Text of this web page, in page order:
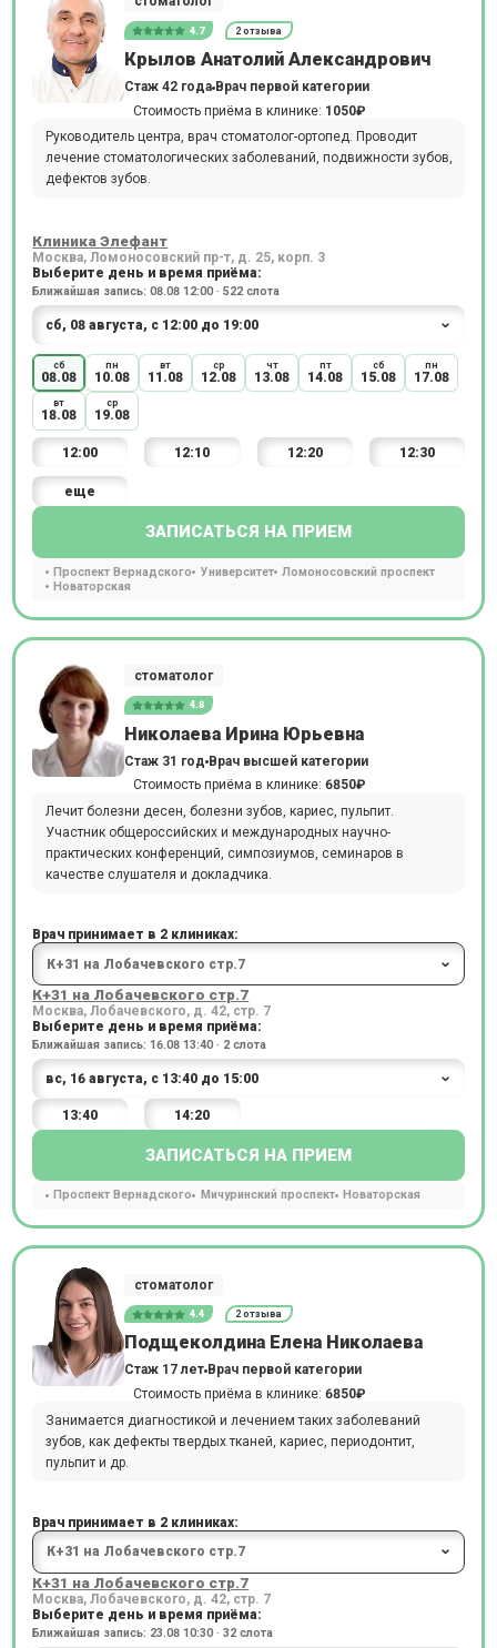
4.7 2 отзыва
Крылов Анатолий Александрович
Стаж 42 года Врач первой категории
Стоимость приёма в клинике: 1050₽
Руководитель центра, врач стоматолог-ортопед. Проводит
лечение стоматологических заболеваний, подвижности зубов,
дефектов зубов.
Клиника Элефант
Москва, Ломоносовский пр-т, д. 25, корп. 3
Выберите день и время приёма:
Ближайшая запись: 08.08 12:00 · 522 слота
сб
08.08
пн
10.08
вт
11.08
ср
12.08
чт
13.08
пт
14.08
сб
15.08
пн
17.08
вт
18.08
ср
19.08
12:00 12:10 12:20 12:30
еще
ЗАПИСАТЬСЯ НА ПРИЕМ
Проспект Вернадского Университет Ломоносовский проспект
Новаторская
стоматолог
4.8
Николаева Ирина Юрьевна
Стаж 31 год Врач высшей категории
Стоимость приёма в клинике: 6850₽
Лечит болезни десен, болезни зубов, кариес, пульпит.
Участник общероссийских и международных научно-
практических конференций, симпозиумов, семинаров в
качестве слушателя и докладчика.
Врач принимает в 2 клиниках:
К+31 на Лобачевского стр.7
Москва, Лобачевского, д. 42, стр. 7
Выберите день и время приёма:
Ближайшая запись: 16.08 13:40 · 2 слота
13:40 14:20
ЗАПИСАТЬСЯ НА ПРИЕМ
Проспект Вернадского Мичуринский проспект Новаторская
стоматолог
4.4 2 отзыва
Подщеколдина Елена Николаева
Стаж 17 лет Врач первой категории
Стоимость приёма в клинике: 6850₽
Занимается диагностикой и лечением таких заболеваний
зубов, как дефекты твердых тканей, кариес, периодонтит,
пульпит и др.
Врач принимает в 2 клиниках:
К+31 на Лобачевского стр.7
Москва, Лобачевского, д. 42, стр. 7
Выберите день и время приёма:
Ближайшая запись: 23.08 10:30 · 32 слота